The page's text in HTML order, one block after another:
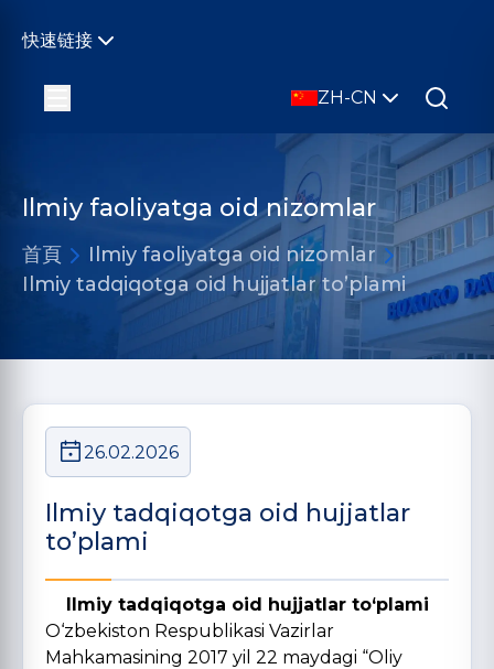
快速链接
ZH-CN
Ilmiy faoliyatga oid nizomlar
首頁
Ilmiy faoliyatga oid nizomlar
Ilmiy tadqiqotga oid hujjatlar to’plami
26.02.2026
Ilmiy tadqiqotga oid hujjatlar
to’plami
Ilmiy tadqiqotga oid hujjatlar to‘plami
O‘zbekiston Respublikasi Vazirlar
Mahkamasining 2017 yil 22 maydagi “Oliy